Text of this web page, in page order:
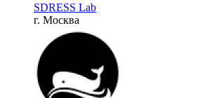
SDRESS Lab
г. Москва